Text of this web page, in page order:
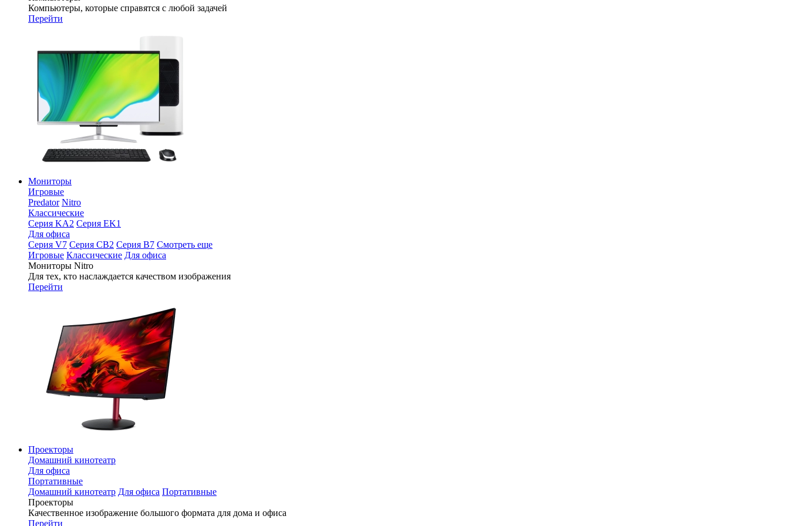
Компьютеры, которые справятся с любой задачей
Перейти
Мониторы
Игровые
Predator Nitro
Классические
Серия KA2 Серия EK1
Для офиса
Серия V7 Серия CB2 Серия B7 Смотреть еще
Игровые Классические Для офиса
Мониторы Nitro
Для тех, кто наслаждается качеством изображения
Перейти
Проекторы
Домашний кинотеатр
Для офиса
Портативные
Домашний кинотеатр Для офиса Портативные
Проекторы
Качественное изображение большого формата для дома и офиса
Перейти